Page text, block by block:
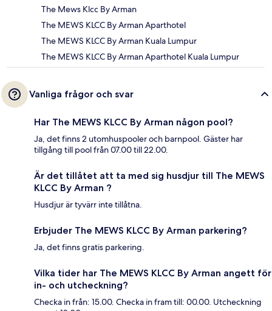
The Mews Klcc By Arman
The MEWS KLCC By Arman Aparthotel
The MEWS KLCC By Arman Kuala Lumpur
The MEWS KLCC By Arman Aparthotel Kuala Lumpur
Vanliga frågor och svar
Har The MEWS KLCC By Arman någon pool?
Ja, det finns 2 utomhuspooler och barnpool. Gäster har
tillgång till pool från 07.00 till 22.00.
Är det tillåtet att ta med sig husdjur till The MEWS
KLCC By Arman ?
Husdjur är tyvärr inte tillåtna.
Erbjuder The MEWS KLCC By Arman parkering?
Ja, det finns gratis parkering.
Vilka tider har The MEWS KLCC By Arman angett för
in- och utcheckning?
Checka in från: 15.00. Checka in fram till: 00.00. Utcheckning